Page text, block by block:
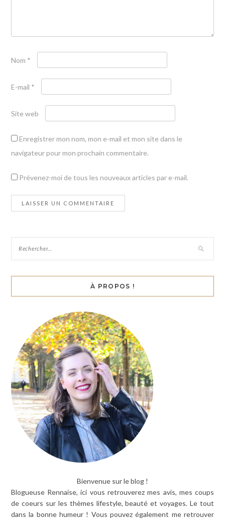
Nom *
E-mail *
Site web
Enregistrer mon nom, mon e-mail et mon site dans le
navigateur pour mon prochain commentaire.
Prévenez-moi de tous les nouveaux articles par e-mail.
À PROPOS !
Bienvenue sur le blog !
Blogueuse Rennaise, ici vous retrouverez mes avis, mes coups
de coeurs sur les thèmes lifestyle, beauté et voyages. Le tout
dans la bonne humeur ! Vous pouvez également me retrouver